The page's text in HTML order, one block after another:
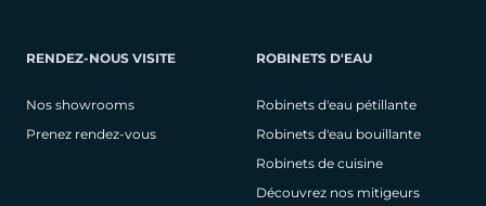
RENDEZ-NOUS VISITE
Nos showrooms
Prenez rendez-vous
ROBINETS D'EAU
Robinets d'eau pétillante
Robinets d'eau bouillante
Robinets de cuisine
Découvrez nos mitigeurs